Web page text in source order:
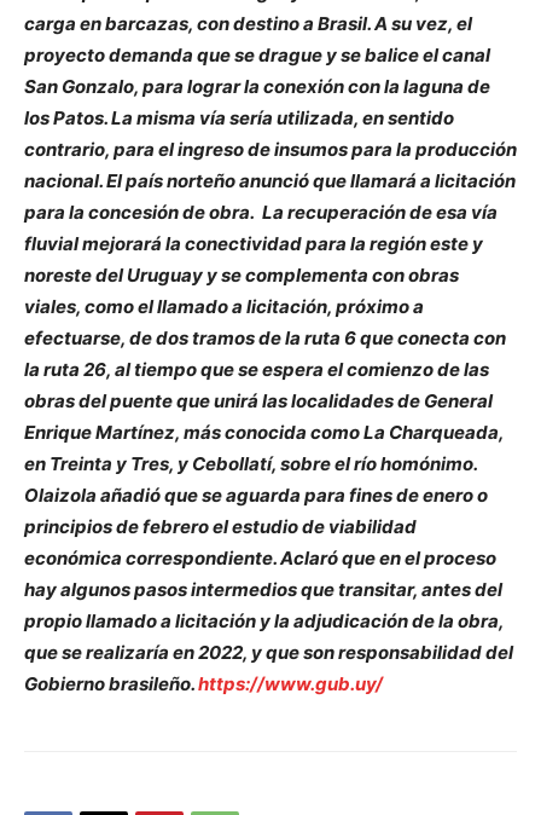
carga en barcazas, con destino a Brasil. A su vez, el
proyecto demanda que se drague y se balice el canal
San Gonzalo, para lograr la conexión con la laguna de
los Patos. La misma vía sería utilizada, en sentido
contrario, para el ingreso de insumos para la producción
nacional. El país norteño anunció que llamará a licitación
para la concesión de obra. La recuperación de esa vía
fluvial mejorará la conectividad para la región este y
noreste del Uruguay y se complementa con obras
viales, como el llamado a licitación, próximo a
efectuarse, de dos tramos de la ruta 6 que conecta con
la ruta 26, al tiempo que se espera el comienzo de las
obras del puente que unirá las localidades de General
Enrique Martínez, más conocida como La Charqueada,
en Treinta y Tres, y Cebollatí, sobre el río homónimo.
Olaizola añadió que se aguarda para fines de enero o
principios de febrero el estudio de viabilidad
económica correspondiente. Aclaró que en el proceso
hay algunos pasos intermedios que transitar, antes del
propio llamado a licitación y la adjudicación de la obra,
que se realizaría en 2022, y que son responsabilidad del
Gobierno brasileño.https://www.gub.uy/